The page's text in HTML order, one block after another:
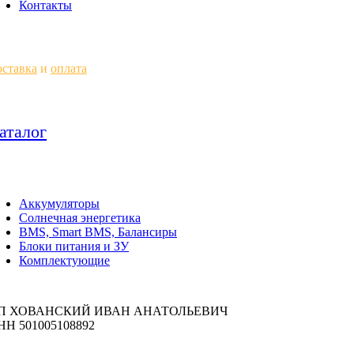
Контакты
и оплата
Аккумуляторы
Солнечная энергетика
BMS, Smart BMS, Балансиры
Блоки питания и ЗУ
Комплектующие
ХОВАНСКИЙ ИВАН АНАТОЛЬЕВИЧ
501005108892